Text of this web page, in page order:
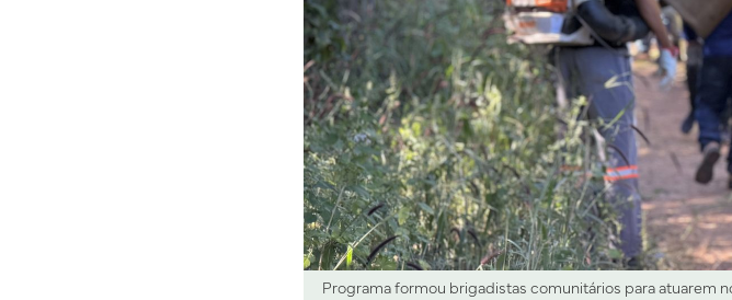
Programa formou brigadistas comunitários para atuarem